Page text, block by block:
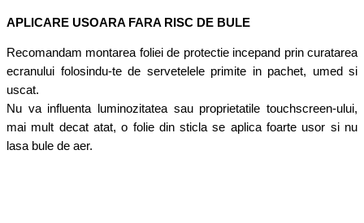
APLICARE USOARA FARA RISC DE BULE
Recomandam montarea foliei de protectie incepand prin curatarea
ecranului folosindu-te de servetelele primite in pachet, umed si
uscat.
Nu va influenta luminozitatea sau proprietatile touchscreen-ului,
mai mult decat atat, o folie din sticla se aplica foarte usor si nu
lasa bule de aer.